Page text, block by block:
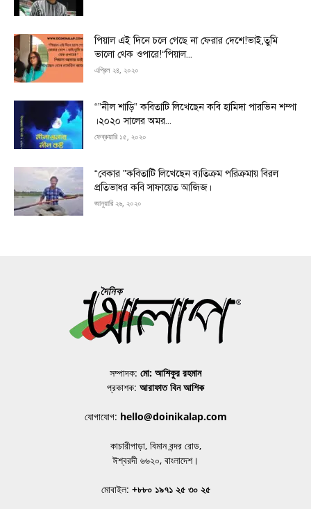
পিয়াল এই দিনে চলে গেছে না ফেরার দেশে!ভাই,তুমি
ভালো থেক ওপারে!“পিয়াল...
এপ্রিল ২৪, ২০২০
“”নীল শাড়ি” কবিতাটি লিখেছেন কবি হামিদা পারভিন শম্পা
।২০২০ সালের অমর...
ফেব্রুয়ারি ১৫, ২০২০
“বেকার ”কবিতাটি লিখেছেন ব্যতিক্রম পরিক্রমায় বিরল
প্রতিভাধর কবি সাফায়েত আজিজ।
জানুয়ারি ২৬, ২০২০
সম্পাদক: মো: আশিকুর রহমান
প্রকাশক: আরাফাত বিন আশিক
যোগাযোগ: hello@doinikalap.com
কাচারীপাড়া, বিমান বন্দর রোড,
ঈশ্বরদী ৬৬২০, বাংলাদেশ।
মোবাইল: +৮৮০ ১৯৭১ ২৫ ৩০ ২৫